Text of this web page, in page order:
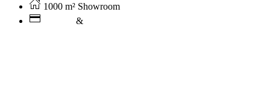
1000 m² Showroom
&